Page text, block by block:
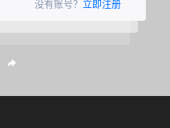
没有账号？ 立即注册